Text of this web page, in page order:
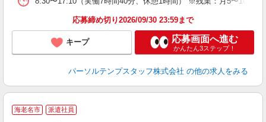
応募締め切り2026/09/30 23:59まで
キープ 応募画面へ進む
かんたん3ステップ！
パーソルテンプスタッフ株式会社 の他の求人をみる
海老名市 派遣社員